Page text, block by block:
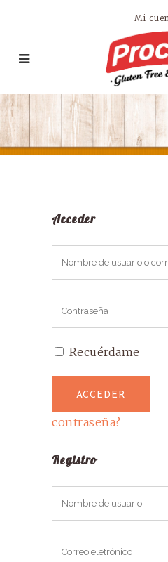
Mi
Acceder
Recuérdame
contraseña?
Registro